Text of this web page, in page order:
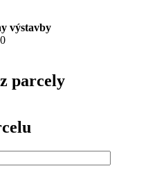
výstavby
parcely